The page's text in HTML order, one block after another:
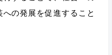
の発展を促進すること